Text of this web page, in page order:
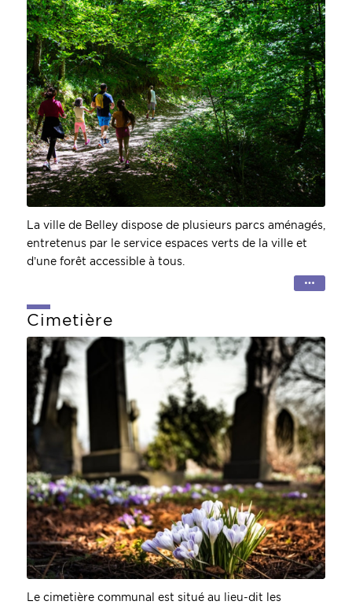
PARCS ET
FORETS
La ville de Belley dispose de plusieurs parcs aménagés,
entretenus par le service espaces verts de la ville et
d’une forêt accessible à tous.
Cimetière
CIMETIERE
Le cimetière communal est situé au lieu-dit les